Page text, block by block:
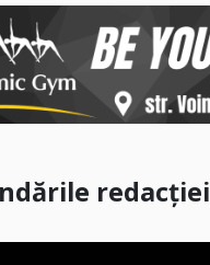
redacției